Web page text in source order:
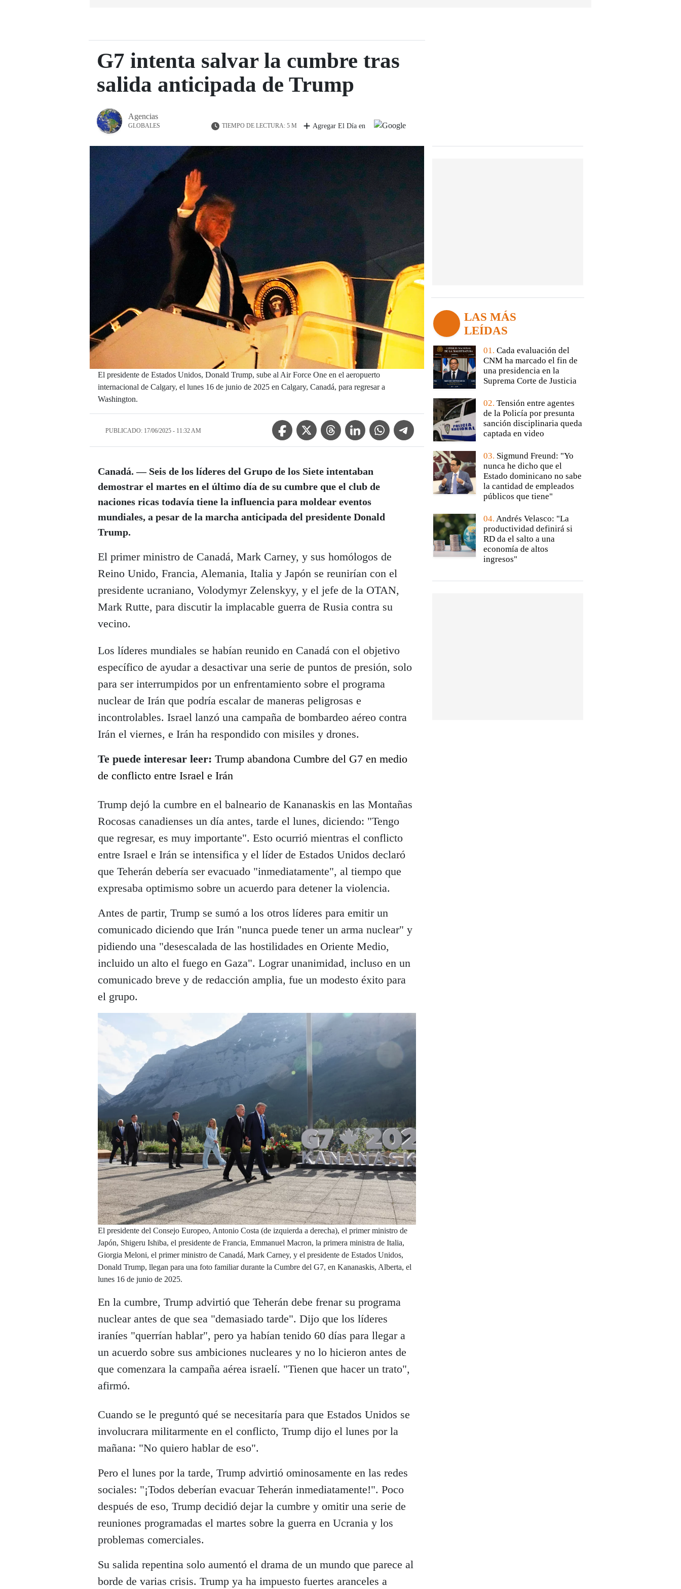
G7 intenta salvar la cumbre tras
salida anticipada de Trump
Agencias
GLOBALES TIEMPO DE LECTURA: 5 M Agregar El Día en
El presidente de Estados Unidos, Donald Trump, sube al Air Force One en el aeropuerto
internacional de Calgary, el lunes 16 de junio de 2025 en Calgary, Canadá, para regresar a
Washington.
PUBLICADO: 17/06/2025 - 11:32 AM
Facebook IconTwitter IconThreads IconLinkedin IconWhatsApp IconTelegram Icon
Canadá. — Seis de los líderes del Grupo de los Siete intentaban
demostrar el martes en el último día de su cumbre que el club de
naciones ricas todavía tiene la influencia para moldear eventos
mundiales, a pesar de la marcha anticipada del presidente Donald
Trump.
El primer ministro de Canadá, Mark Carney, y sus homólogos de
Reino Unido, Francia, Alemania, Italia y Japón se reunirían con el
presidente ucraniano, Volodymyr Zelenskyy, y el jefe de la OTAN,
Mark Rutte, para discutir la implacable guerra de Rusia contra su
vecino.
Los líderes mundiales se habían reunido en Canadá con el objetivo
específico de ayudar a desactivar una serie de puntos de presión, solo
para ser interrumpidos por un enfrentamiento sobre el programa
nuclear de Irán que podría escalar de maneras peligrosas e
incontrolables. Israel lanzó una campaña de bombardeo aéreo contra
Irán el viernes, e Irán ha respondido con misiles y drones.
Te puede interesar leer: Trump abandona Cumbre del G7 en medio
de conflicto entre Israel e Irán
Trump dejó la cumbre en el balneario de Kananaskis en las Montañas
Rocosas canadienses un día antes, tarde el lunes, diciendo: "Tengo
que regresar, es muy importante". Esto ocurrió mientras el conflicto
entre Israel e Irán se intensifica y el líder de Estados Unidos declaró
que Teherán debería ser evacuado "inmediatamente", al tiempo que
expresaba optimismo sobre un acuerdo para detener la violencia.
Antes de partir, Trump se sumó a los otros líderes para emitir un
comunicado diciendo que Irán "nunca puede tener un arma nuclear" y
pidiendo una "desescalada de las hostilidades en Oriente Medio,
incluido un alto el fuego en Gaza". Lograr unanimidad, incluso en un
comunicado breve y de redacción amplia, fue un modesto éxito para
el grupo.
El presidente del Consejo Europeo, Antonio Costa (de izquierda a derecha), el primer ministro de
Japón, Shigeru Ishiba, el presidente de Francia, Emmanuel Macron, la primera ministra de Italia,
Giorgia Meloni, el primer ministro de Canadá, Mark Carney, y el presidente de Estados Unidos,
Donald Trump, llegan para una foto familiar durante la Cumbre del G7, en Kananaskis, Alberta, el
lunes 16 de junio de 2025.
En la cumbre, Trump advirtió que Teherán debe frenar su programa
nuclear antes de que sea "demasiado tarde". Dijo que los líderes
iraníes "querrían hablar", pero ya habían tenido 60 días para llegar a
un acuerdo sobre sus ambiciones nucleares y no lo hicieron antes de
que comenzara la campaña aérea israelí. "Tienen que hacer un trato",
afirmó.
Cuando se le preguntó qué se necesitaría para que Estados Unidos se
involucrara militarmente en el conflicto, Trump dijo el lunes por la
mañana: "No quiero hablar de eso".
Pero el lunes por la tarde, Trump advirtió ominosamente en las redes
sociales: "¡Todos deberían evacuar Teherán inmediatamente!". Poco
después de eso, Trump decidió dejar la cumbre y omitir una serie de
reuniones programadas el martes sobre la guerra en Ucrania y los
problemas comerciales.
Su salida repentina solo aumentó el drama de un mundo que parece al
borde de varias crisis. Trump ya ha impuesto fuertes aranceles a
LAS MÁS
LEÍDAS
01. Cada evaluación del
CNM ha marcado el fin de
una presidencia en la
Suprema Corte de Justicia
02. Tensión entre agentes
de la Policía por presunta
sanción disciplinaria queda
captada en video
03. Sigmund Freund: "Yo
nunca he dicho que el
Estado dominicano no sabe
la cantidad de empleados
públicos que tiene"
04. Andrés Velasco: "La
productividad definirá si
RD da el salto a una
economía de altos
ingresos"